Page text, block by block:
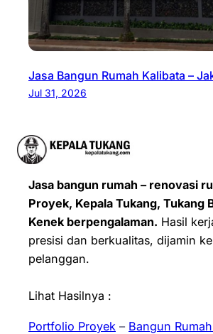
Jasa Bangun Rumah Kalibata –
Jul 31, 2026
Jasa bangun rumah – renovasi
Proyek, Kepala Tukang, Tukang
Kenek berpengalaman. Hasil
presisi dan berkualitas, dijamin
pelanggan.
Lihat Hasilnya :
Portfolio Proyek – Bangun